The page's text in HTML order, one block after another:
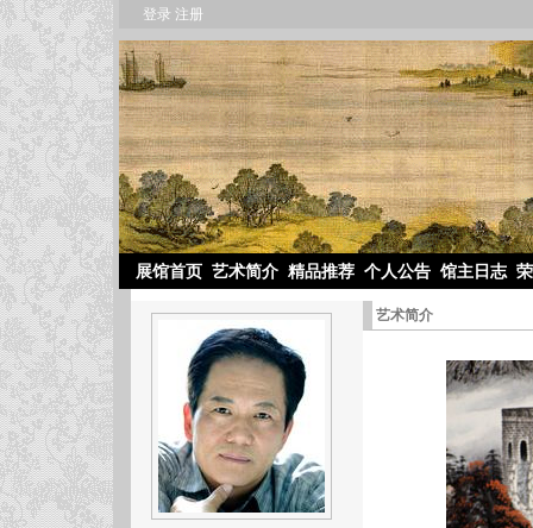
登录 注册
展馆首页 艺术简介 精品推荐 个人公告 馆主日志
艺术简介